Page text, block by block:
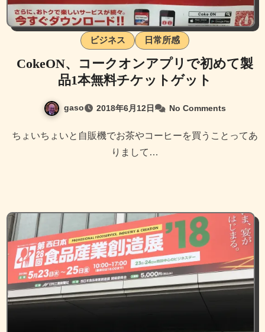
ビジネス 日常所感
CokeON、コークオンアプリで初めて製
品1本無料チケットゲット
gaso 2018年6月12日 No Comments
ちょいちょいと自販機でお茶やコーヒーを買うことってあ
りまして…